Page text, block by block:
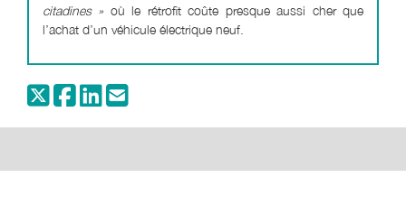
citadines » où le rétrofit coûte presque aussi cher que
l’achat d’un véhicule électrique neuf.